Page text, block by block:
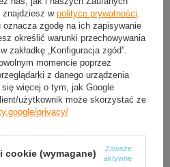
Rękawice Bramkarskie Piłkarskie
Treningowe Usztywniony Palec Na
Rzep METEOR
znajdziesz w polityce prywatności
zgodę na ich zapisywanie
określić warunki przechowywania
„Konfiguracja zgód”.
momencie poprzez
z danego urządzenia
więcej o tym, jak Google
użytkownik może skorzystać ze
privacy/
cookie (wymagane)
Zawsze
aktywne